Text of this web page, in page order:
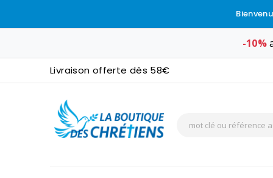
-10%
Livraison offerte dès 58€